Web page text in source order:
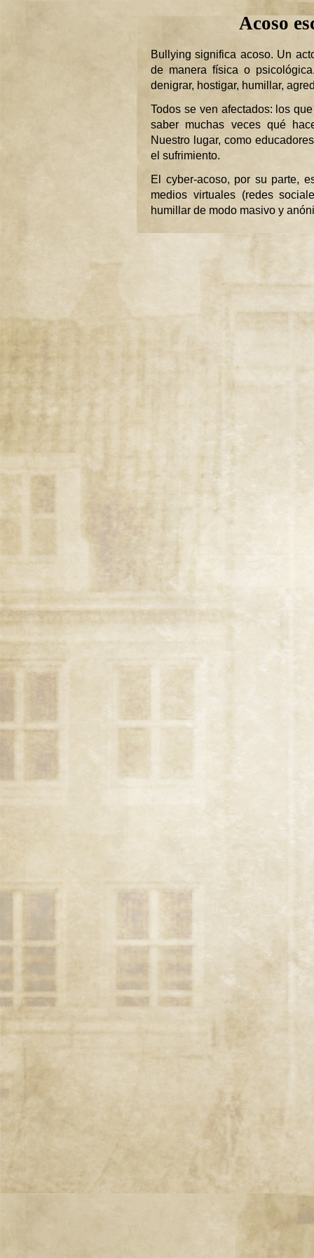
Acoso
Bullying significa acoso. Un
de manera física o
denigrar, hostigar, humillar,
Todos se ven afectados: los
saber muchas veces qué
Nuestro lugar, como
el sufrimiento.
El cyber-acoso, por su parte,
medios virtuales (redes
humillar de modo masivo y